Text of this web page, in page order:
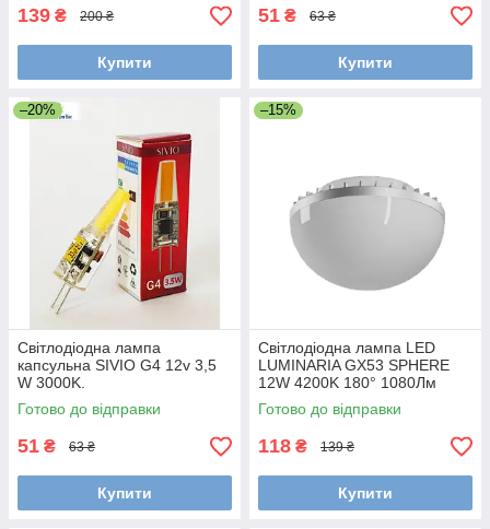
139 ₴ 200 ₴
Купити
51 ₴ 63 ₴
Купити
–20%
Світлодіодна лампа
капсульна SIVIO G4 12v 3,5
W 3000K.
Готово до відправки
51 ₴ 63 ₴
Купити
–15%
Світлодіодна лампа LED
LUMINARIA GX53 SPHERE
12W 4200K 180° 1080Лм
75х47мм
Готово до відправки
118 ₴ 139 ₴
Купити